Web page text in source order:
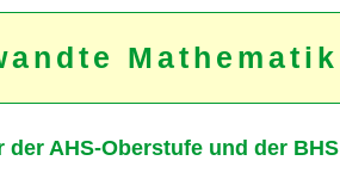
Mathematik
AHS-Oberstufe und der BHS